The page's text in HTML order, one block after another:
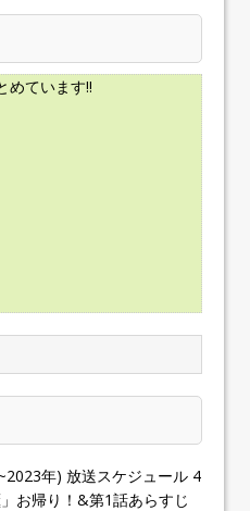
めています!!
年) 放送スケジュール 4
お帰り！&第1話あらすじ